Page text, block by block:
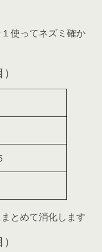
使ってネズミ確か
とめて消化します